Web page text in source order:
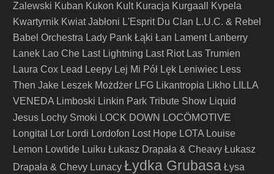
Zalewski Kuban Kukon Kult Kuracja Kurgaall
Kvpela
Kwartyrnik Kwiat Jabłoni L'Esprit Du Clan L.U.C. & Rebel
Babel Orchestra Lady Pank Łąki Łan Lament Lanberry
Lanek Lao Che Last Lightning Last Riot Las Trumien
Laura Cox Lead Leepy Lej Mi Pół Lęk Leniwiec Less
Then Jake Leszek Możdżer LFG Likantropia Likho LILLA
VENEDA Limboski Linkin Park Tribute Show Liquid
Jesus Lochy Smoki LOCK DOWN LOCÖMOTIVE
Longital Lor Lordi Lordofon Lost Hope LOTA Louise
Lemon Lowtide Luiku Łukasz Drapała & Cheavy Łukasz
Drapała & Chevy Lunacy Łydka Grubasa Łysa